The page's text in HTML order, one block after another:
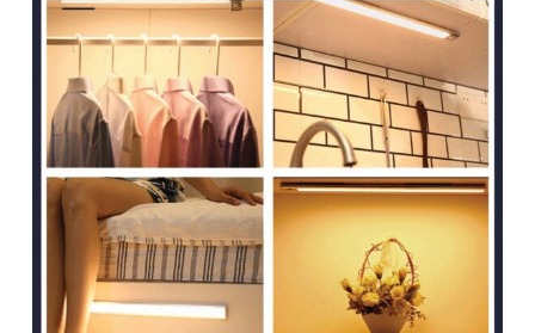
149.000₫
(Có Dimmer và đế gá nam châm)
Để lại thông tin, chúng tôi sẽ tư vấn sớm nhất. Hoàn Toàn Miễn Phí,
Không Mua Cũng Không Sao
SĐT
(Required)
Giao hàng toàn quốc
Miễn phí ship đơn hàng >1.000.000đ
Giao hàng nội thành Hà Nội 24h, giao hỏa tốc Grab